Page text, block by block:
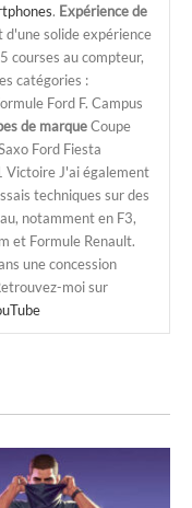
. Expérience de
d'une solide expérience
courses au compteur,
catégories :
Ford F. Campus
de marqueCoupe
Ford Fiesta
Victoire J'ai également
techniques sur des
notamment en F3,
et Formule Renault.
une concession
moi sur